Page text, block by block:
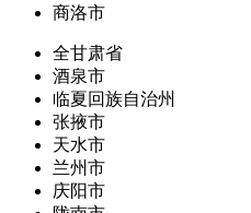
商洛市
全甘肃省
酒泉市
临夏回族自治州
张掖市
天水市
兰州市
庆阳市